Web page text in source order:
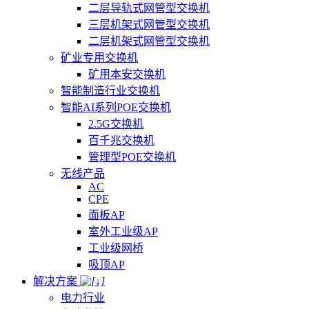
二层导轨式网管型交换机
三层机架式网管型交换机
二层机架式网管型交换机
矿业专用交换机
矿用本安交换机
智能制造行业交换机
智能AI系列POE交换机
2.5G交换机
百千兆交换机
管理型POE交换机
无线产品
AC
CPE
面板AP
室外工业级AP
工业级网桥
吸顶AP
解决方案
电力行业